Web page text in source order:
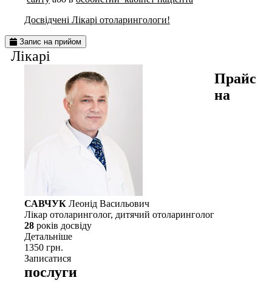
Досвідчені Лікарі отоларингологи!
Запис на прийом
Лiкарi
САВЧУК Леонід Васильович
Лікар отоларинголог, дитячий отоларинголог
28 рокiв досвiду
Детальнiше
1350 грн.
Записатися
Прайс
на
послуги